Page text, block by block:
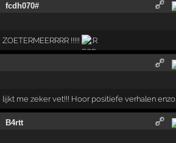
fcdh070#
ZOETERMEERRRR !!!!!
lijkt me zeker vet!!! Hoor positiefe verhalen enzo...
B4rtt